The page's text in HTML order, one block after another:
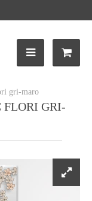
gri-maro
FLORI GRI-